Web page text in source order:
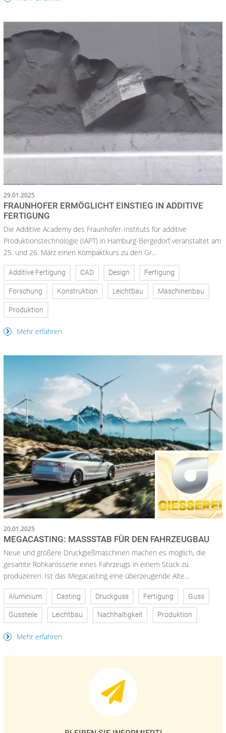
29.01.2025
FRAUNHOFER ERMÖGLICHT EINSTIEG IN ADDITIVE
FERTIGUNG
Die Additive Academy des Fraunhofer-Instituts für additive
Produktionstechnologie (IAPT) in Hamburg-Bergedorf veranstaltet am
25. und 26. März einen Kompaktkurs zu den Gr...
Additive Fertigung CAD Design Fertigung
Forschung Konstruktion Leichtbau Maschinenbau
Produktion
Mehr erfahren
20.01.2025
MEGACASTING: MASSSTAB FÜR DEN FAHRZEUGBAU
Neue und größere Druckgießmaschinen machen es möglich, die
gesamte Rohkarosserie eines Fahrzeugs in einem Stück zu
produzieren. Ist das Megacasting eine überzeugende Alte...
Aluminium Casting Druckguss Fertigung Guss
Gussteile Leichtbau Nachhaltigkeit Produktion
Mehr erfahren